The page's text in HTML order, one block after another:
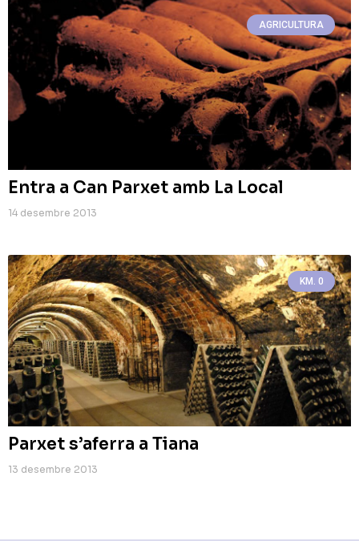
AGRICULTURA
Entra a Can Parxet amb La Local
14 desembre 2013
KM. 0
Parxet s’aferra a Tiana
13 desembre 2013